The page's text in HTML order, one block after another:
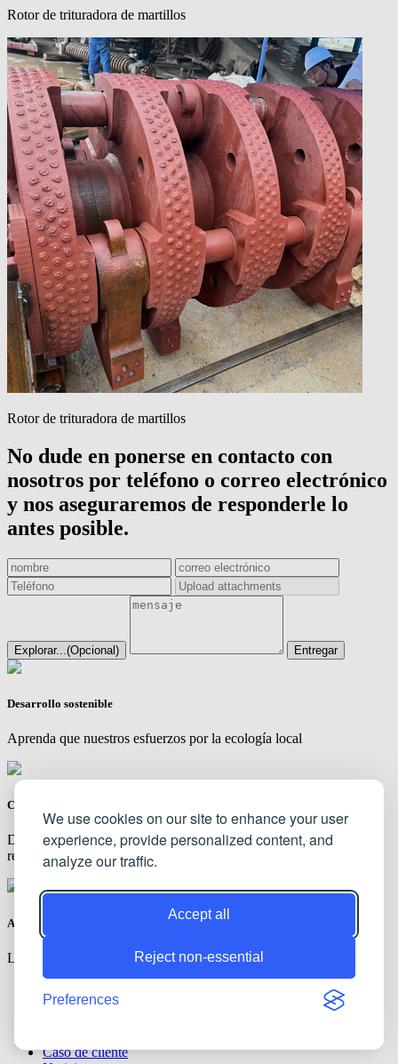
We use cookies on our site to enhance your user
experience, provide personalized content, and
analyze our traffic.
Accept all
Reject non-essential
Preferences
Rotor de trituradora de martillos
Rotor de trituradora de martillos
No dude en ponerse en contacto con
nosotros por teléfono o correo electrónico
y nos aseguraremos de responderle lo
antes posible.
Entregar
Desarrollo sostenible
Aprenda que nuestros esfuerzos por la ecología local
Control de calidad estricto
Descubra cómo podemos hacer que los productos sean más
resistentes al desgaste.
Abundantes servicios de valor añadido
Le ayudamos a maximizar las ganancias de su negocio
Centro de piezas de desgaste
Caso de cliente